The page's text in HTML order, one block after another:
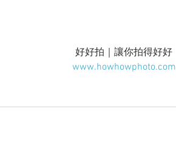
好好拍｜讓你拍得好好
www.howhowphoto.com